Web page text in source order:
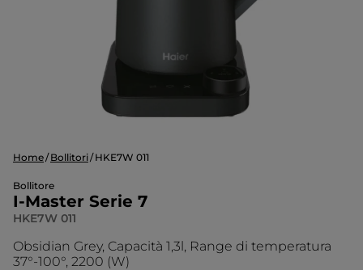
Home Bollitori HKE7W 011
Bollitore
I-Master Serie 7
HKE7W 011
Obsidian Grey, Capacità 1,3l, Range di temperatura
37°-100°, 2200 (W)